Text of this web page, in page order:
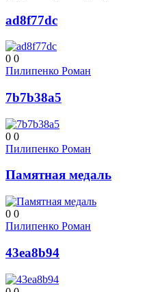
ad8f77dc
0 0
Пилипенко Роман
7b7b38a5
0 0
Пилипенко Роман
Памятная медаль
0 0
Пилипенко Роман
43ea8b94